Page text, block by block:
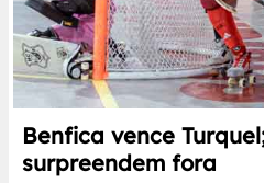
Benfica vence
surpreendem fora